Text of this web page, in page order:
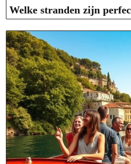
Welke stranden zijn